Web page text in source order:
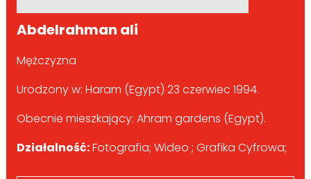
Abdelrahman ali
Mężczyzna
Urodzony w: Haram (Egypt) 23 czerwiec 1994.
Obecnie mieszkający: Ahram gardens (Egypt).
Działalność:Fotografia; Wideo ; Grafika Cyfrowa;